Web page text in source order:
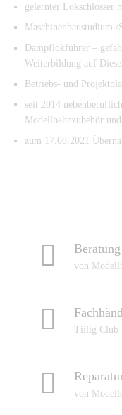
gelernter Lokschlosser
Maschinenbaustudium
Dampflokführer –
Weiterbildung auf
Betriebs- und
seit 2014
Modellbahnzubehör
zum 17.08.2021
von
Tiilig Club
von